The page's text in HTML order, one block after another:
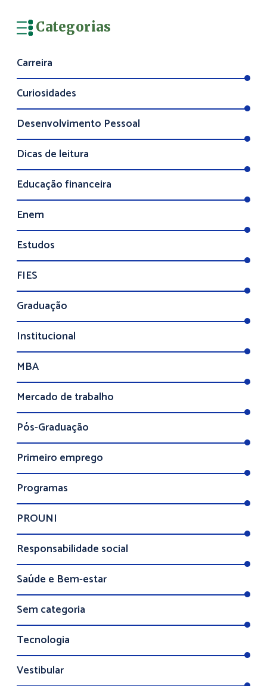
Categorias
Carreira
Curiosidades
Desenvolvimento Pessoal
Dicas de leitura
Educação financeira
Enem
Estudos
FIES
Graduação
Institucional
MBA
Mercado de trabalho
Pós-Graduação
Primeiro emprego
Programas
PROUNI
Responsabilidade social
Saúde e Bem-estar
Sem categoria
Tecnologia
Vestibular